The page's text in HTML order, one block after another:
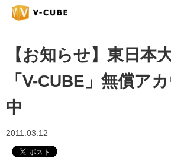
【お知らせ】東日本
「V-CUBE」無償ア
中
2011.03.12